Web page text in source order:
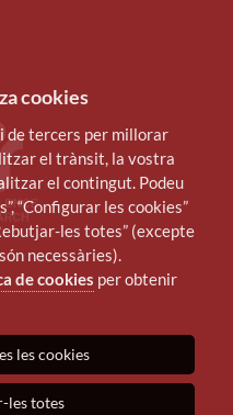
cookies
de tercers per millorar
el trànsit, la vostra
el contingut. Podeu
“Configurar les cookies”
les totes” (excepte
necessàries).
de cookies per obtenir
les cookies
les totes